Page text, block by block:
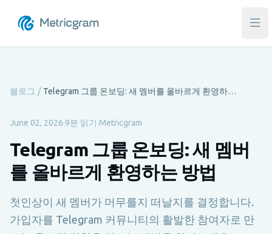
메
블로그 / Telegram 그룹 온보딩: 새 멤버를 올바르게 환영하는 방법
June 02, 2026·9분 읽기·Metricgram
Telegram 그룹 온보딩: 새 멤버
를 올바르게 환영하는 방법
첫인상이 새 멤버가 머무를지 떠날지를 결정합니다.
가입자를 Telegram 커뮤니티의 활발한 참여자로 만